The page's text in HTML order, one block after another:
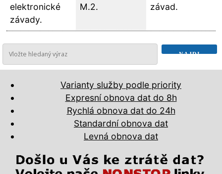
elektronické
závady.
M.2.
závad.
Varianty služby podle priority
Expresní obnova dat do 8h
Rychlá obnova dat do 24h
Standardní obnova dat
Levná obnova dat